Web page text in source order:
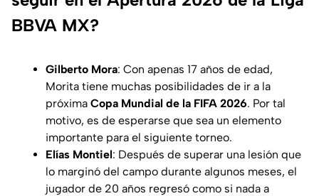
BBVA MX?
Gilberto Mora: Con apenas 17 años de edad,
Morita tiene muchas posibilidades de ir a la
próxima Copa Mundial de la FIFA 2026. Por tal
motivo, es de esperarse que sea un elemento
importante para el siguiente torneo.
Elías Montiel: Después de superar una lesión que
lo marginó del campo durante algunos meses, el
jugador de 20 años regresó como si nada a